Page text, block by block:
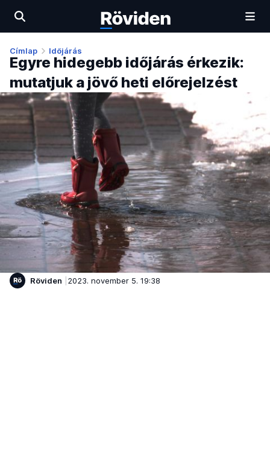
Címlap Időjárás
Egyre hidegebb időjárás érkezik:
mutatjuk a jövő heti előrejelzést
Röviden 2023. november 5. 19:38